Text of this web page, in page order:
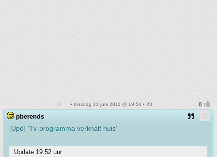
• dinsdag 21 juni 2011 @ 19:54 • 23
pberends
[Upd] 'Tv-programma verknalt huis'
Update 19.52 uur